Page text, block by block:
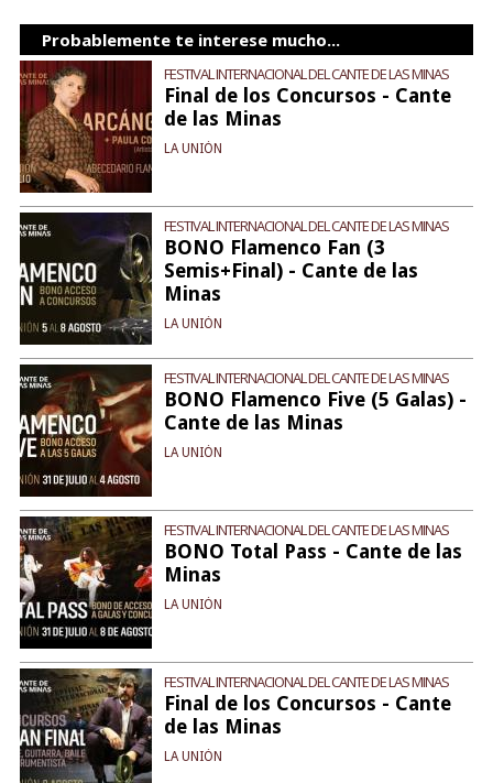
Probablemente te interese mucho...
FESTIVAL INTERNACIONAL DEL CANTE DE LAS MINAS
Final de los Concursos - Cante
de las Minas
LA UNIÓN
FESTIVAL INTERNACIONAL DEL CANTE DE LAS MINAS
BONO Flamenco Fan (3
Semis+Final) - Cante de las
Minas
LA UNIÓN
FESTIVAL INTERNACIONAL DEL CANTE DE LAS MINAS
BONO Flamenco Five (5 Galas) -
Cante de las Minas
LA UNIÓN
FESTIVAL INTERNACIONAL DEL CANTE DE LAS MINAS
BONO Total Pass - Cante de las
Minas
LA UNIÓN
FESTIVAL INTERNACIONAL DEL CANTE DE LAS MINAS
Final de los Concursos - Cante
de las Minas
LA UNIÓN